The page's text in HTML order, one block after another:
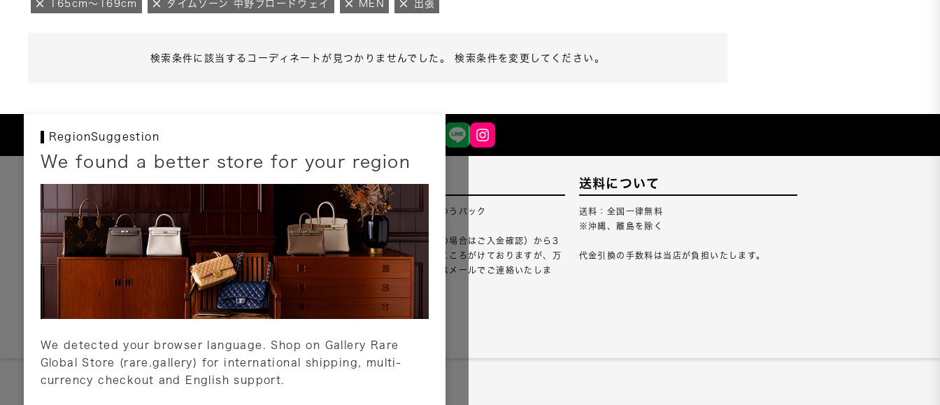
165cm～169cm タイムゾーン 中野ブロードウェイ MEN 出張
検索条件に該当するコーディネートが見つかりませんでした。 検索条件を変更してください。
RegionSuggestion
We found a better store for your region
We detected your browser language. Shop on Gallery Rare
Global Store (rare.gallery) for international shipping, multi-
currency checkout and English support.
お支払いについて
以下のお支払方法が利用可能です。
クレジットカード
ショッピングローン
銀行振込・郵便振替
代金引換
Amazon Pay
PayPay
店頭支払い
詳しくはこちら
配送について
配送業者：佐川急便・ゆうパック
ご注文確認（銀行振込の場合はご入金確認）から3
営業日以内のご出荷をこころがけておりますが、万
が一出荷が遅れる場合はメールでご連絡いたしま
詳しくはこちら
送料について
送料：全国一律無料
※沖縄、離島を除く
代金引換の手数料は当店が負担いたします。